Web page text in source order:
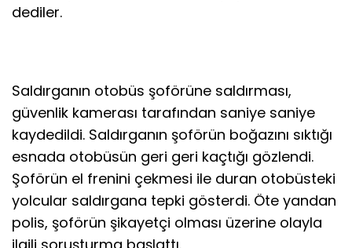
dediler.
Saldırganın otobüs şoförüne saldırması,
güvenlik kamerası tarafından saniye saniye
kaydedildi. Saldırganın şoförün boğazını sıktığı
esnada otobüsün geri geri kaçtığı gözlendi.
Şoförün el frenini çekmesi ile duran otobüsteki
yolcular saldırgana tepki gösterdi. Öte yandan
polis, şoförün şikayetçi olması üzerine olayla